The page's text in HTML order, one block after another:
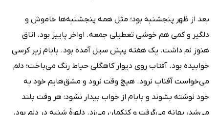
بعد از ظهر پنجشنبه بود؛ مثل همه پنجشنبه‌ها خاموش و
دلگیر و کمی هم خوشی تعطیلی جمعه. اواخر پاییز بود. اتاق
هنوز نم داشت. یک هفته پیش سیل آمده بود. بابام زیر کرسی
خوابیده بود. آفتاب روی دیوار کاهگلی حیاط رنگ می‌باخت؛ دلم
می‌خواست آفتاب نرود. هیچ وقت نرود و مشق‌هایم خود به
خود نوشته بشوند و بابام از خواب بیدار نشود: هر وقت بلند
می‌شد، بهانه می‌گرفت و کتکمان می‌زد. دلهرهٔ شنبه در دلم بود.